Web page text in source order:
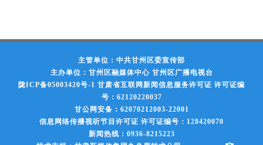
主管单位：中共甘州区委宣传部
主办单位：甘州区融媒体中心 甘州区广播电视台
陇ICP备05003420号-1 甘肃省互联网新闻信息服务许可证 许可证编
号：62120220037
甘公网安备：62070212003-22001
信息网络传播视听节目许可证 许可证编号：128420070
新闻热线：0936-8215223